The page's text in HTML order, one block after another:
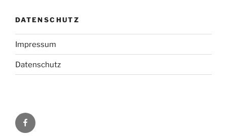
DATENSCHUTZ
Impressum
Datenschutz
Facebook